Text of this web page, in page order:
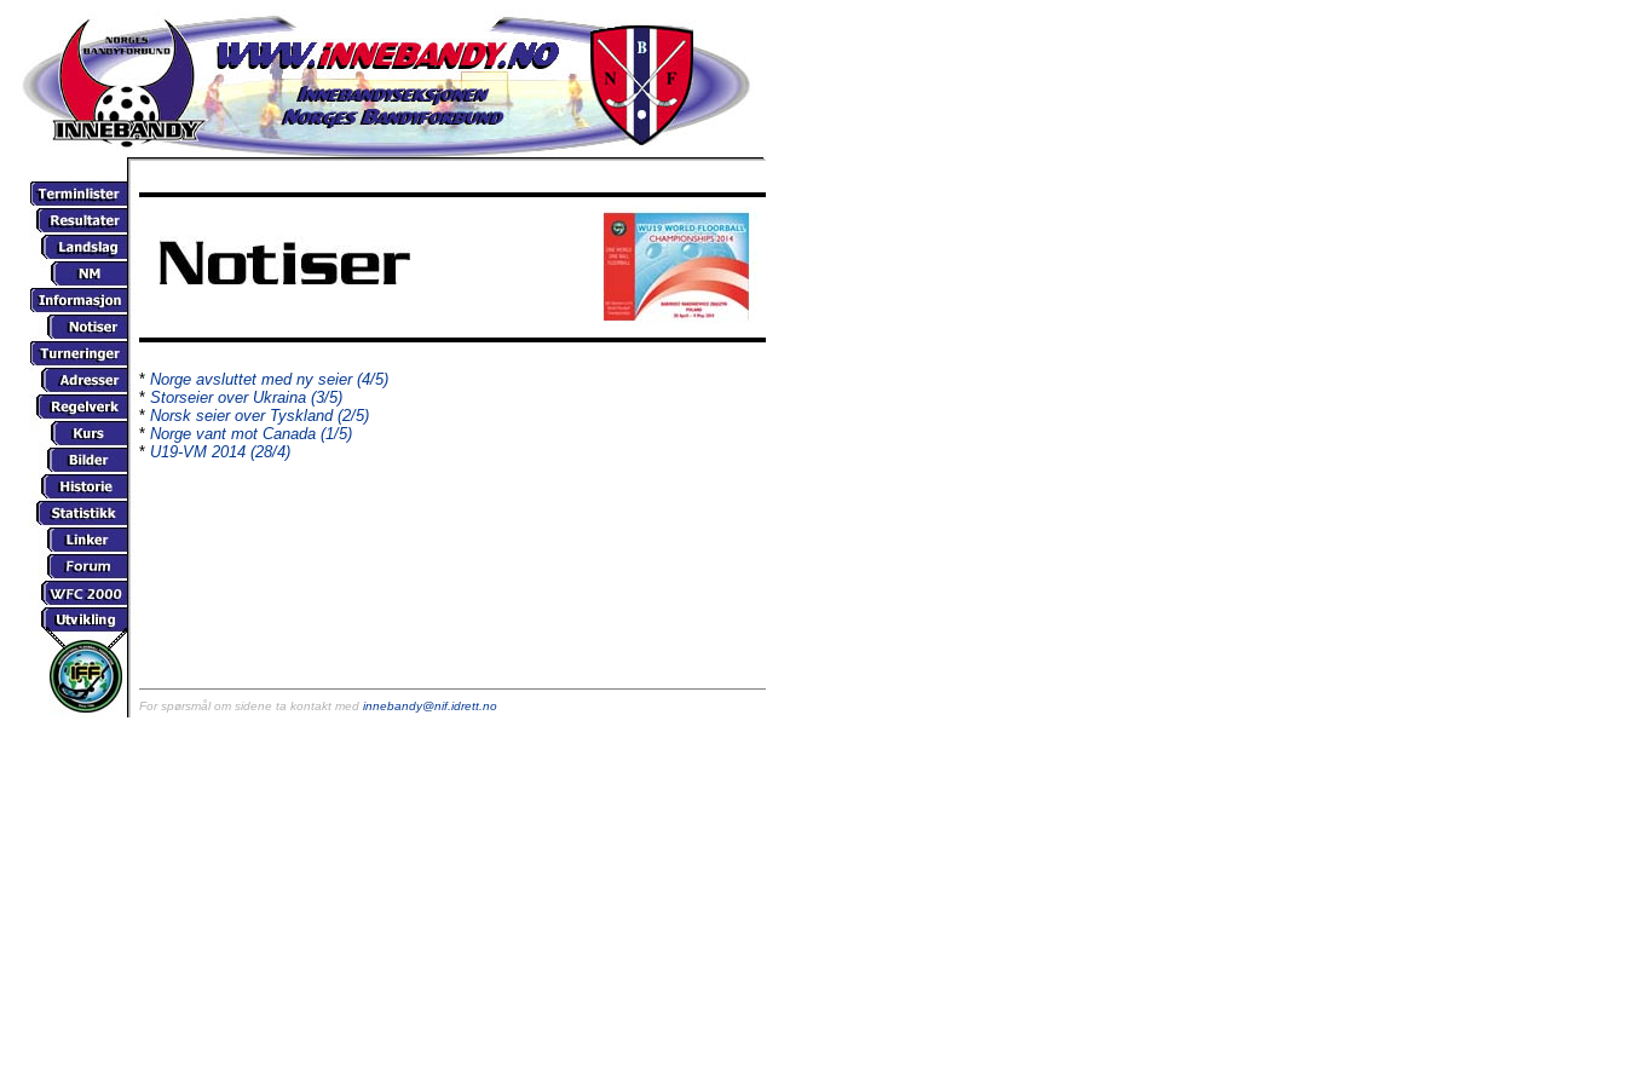
* Norge avsluttet med ny seier (4/5)
* Storseier over Ukraina (3/5)
* Norsk seier over Tyskland (2/5)
* Norge vant mot Canada (1/5)
* U19-VM 2014 (28/4)
For spørsmål om sidene ta kontakt med innebandy@nif.idrett.no